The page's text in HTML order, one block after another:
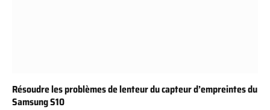
Résoudre les problèmes de lenteur du capteur d’empreintes du
Samsung S10